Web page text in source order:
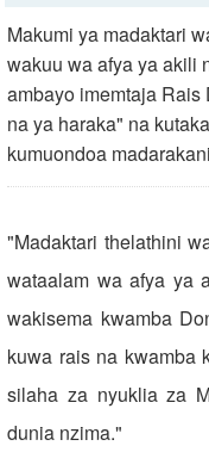
Makumi ya madaktari
wakuu wa afya ya akili
ambayo imemtaja Rais
na ya haraka" na
kumuondoa
"Madaktari thelathini
wataalam wa afya ya
wakisema kwamba
kuwa rais na kwamba
silaha za nyuklia za
dunia nzima."